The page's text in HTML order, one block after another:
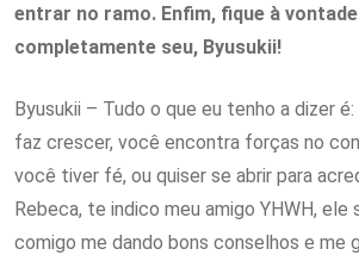
entrar no ramo. Enfim, fique à
completamente seu, Byusukii!
Byusukii – Tudo o que eu tenho a dizer
faz crescer, você encontra forças no
você tiver fé, ou quiser se abrir para
Rebeca, te indico meu amigo YHWH, ele
comigo me dando bons conselhos e me